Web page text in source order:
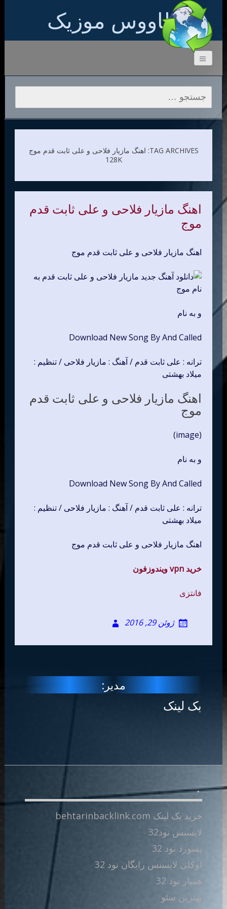
طاووس موزیک
جستجو برای:
TAG ARCHIVES: اهنگ مازیار فلاحی و علی ثابت قدم موج
128K
اهنگ مازیار فلاحی و علی ثابت قدم
موج
اهنگ مازیار فلاحی و علی ثابت قدم موج
و به نام
Download New Song By And Called
ترانه : علی ثابت قدم / آهنگ : مازیار فلاحی / تنظیم :
میلاد بهشتی
اهنگ مازیار فلاحی و علی ثابت قدم
موج
(image)
و به نام
Download New Song By And Called
ترانه : علی ثابت قدم / آهنگ : مازیار فلاحی / تنظیم :
میلاد بهشتی
اهنگ مازیار فلاحی و علی ثابت قدم موج
خرید vpn ویندوزفون
فانتزی
ژوئن 29, 2016
مدیر:
بک لینک
.
خرید بک لینک behtarinbacklink.com
لایسنس نود32
پسورد نود 32
اوکلی لایسنس رایگان نود 32
همیار نود 32
بهترین سئو